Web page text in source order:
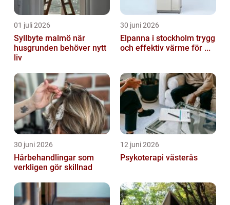
01 juli 2026
Syllbyte malmö när
husgrunden behöver nytt
liv
30 juni 2026
Elpanna i stockholm trygg
och effektiv värme för ...
30 juni 2026
Hårbehandlingar som
verkligen gör skillnad
12 juni 2026
Psykoterapi västerås